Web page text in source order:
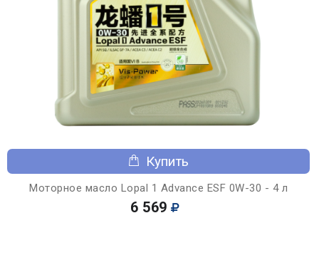
Купить
Моторное масло Lopal 1 Advance ESF 0W-30 - 4 л
6 569